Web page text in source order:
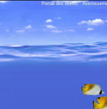
Portail des liveffn